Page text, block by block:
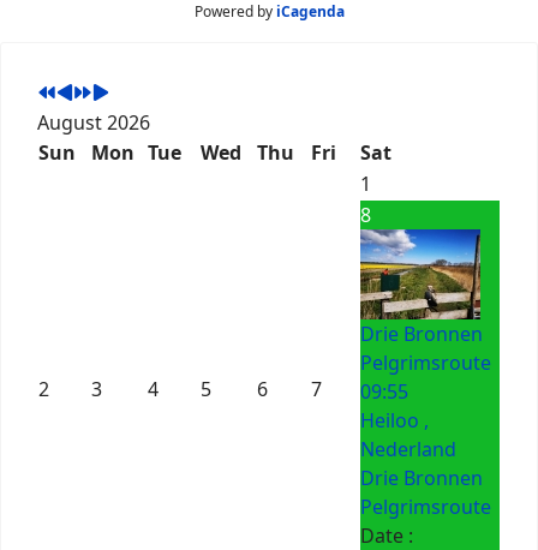
Powered by iCagenda
August 2026
Sun
Mon Tue Wed Thu Fri
Sat
1
2 3 4 5 6 7
8
Drie Bronnen
Pelgrimsroute
09:55
Heiloo ,
Nederland
Drie Bronnen
Pelgrimsroute
Date :